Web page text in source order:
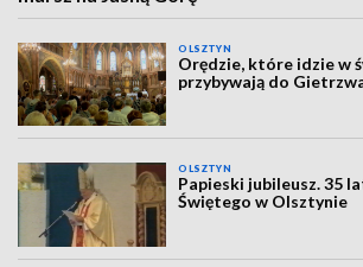
OLSZTYN
Orędzie, które idzie w
przybywają do
OLSZTYN
Papieski jubileusz. 35
Świętego w Olsztynie